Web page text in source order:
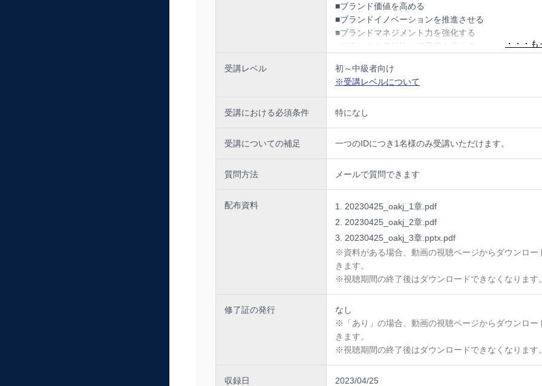
■ブランド価値を高める
■ブランドイノベーションを推進させる
■ブランドマネジメント力を強化する
■ブランドの信頼性と信用度を高める
受講レベル
初～中級者向け
※受講レベルについて
受講における必須条件 特になし
受講についての補足 一つのIDにつき1名様のみ受講いただけます。
質問方法 メールで質問できます
配布資料
20230425_oakj_1章.pdf
20230425_oakj_2章.pdf
20230425_oakj_3章.pptx.pdf
※資料がある場合、動画の視聴ページからダウンロー
きます。
※視聴期間の終了後はダウンロードできなくなります。
修了証の発行
なし
※「あり」の場合、動画の視聴ページからダウンロー
きます。
※視聴期間の終了後はダウンロードできなくなります。
収録日 2023/04/25